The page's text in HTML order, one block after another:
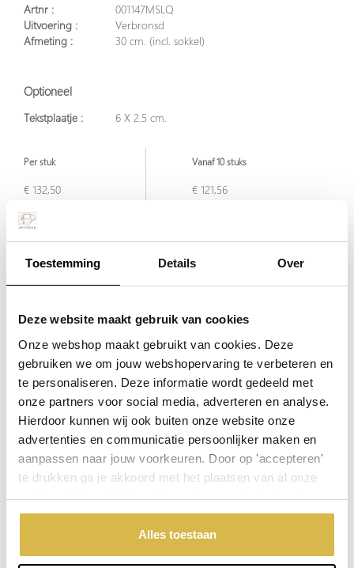
Toestemming Details Over
Deze website maakt gebruik van cookies
Onze webshop maakt gebruikt van cookies. Deze
gebruiken we om jouw webshopervaring te verbeteren en
te personaliseren. Deze informatie wordt gedeeld met
onze partners voor social media, adverteren en analyse.
Hierdoor kunnen wij ook buiten onze website onze
advertenties en communicatie persoonlijker maken en
aanpassen naar jouw voorkeuren. Door op 'accepteren'
te drukken ga je akkoord met het plaatsen van al onze
cookies. Je kunt bij 'cookievoorkeuren wijzigen' zelf
aangeven welke cookies jouw akkoord krijgen. En door te
'weigeren' worden alleen de functionele cookies
geplaatst. Bekijk onze cookieverklaring voor meer
Alles toestaan
Artnr :
001147MSLQ
Uitvoering :
Verbronsd
Afmeting :
30 cm. (incl. sokkel)
Optioneel
Tekstplaatje : 6 X 2.5 cm.
Per stuk Vanaf 10 stuks
€ 132,50 € 121,56
€ 160,33
Op voorraad (levertijd 2 werkdagen)
De aangegeven prijs is incl. Verzendkosten.
Garantie: 1 jaar
Stel een vraag over dit product